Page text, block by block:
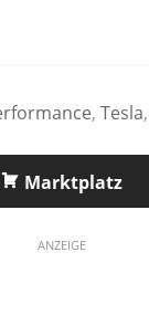
, Tesla,
Marktplatz
ANZEIGE